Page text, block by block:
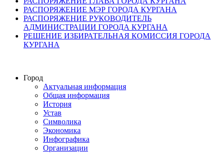
РАСПОРЯЖЕНИЕ МЭР ГОРОДА КУРГАНА
РАСПОРЯЖЕНИЕ РУКОВОДИТЕЛЬ
АДМИНИСТРАЦИИ ГОРОДА КУРГАНА
РЕШЕНИЕ ИЗБИРАТЕЛЬНАЯ КОМИССИЯ ГОРОДА
КУРГАНА
Город
Актуальная информация
Общая информация
История
Устав
Символика
Экономика
Инфографика
Организации